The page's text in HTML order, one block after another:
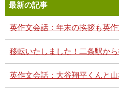
最新の記事
英作文会話：年末の挨拶も英
移転いたしました！二条駅か
英作文会話：大谷翔平くんと